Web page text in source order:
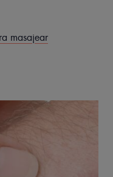
masajear